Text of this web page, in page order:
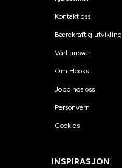
Kontakt oss
Bærekraftig utvikling
Vårt ansvar
Om Hööks
Jobb hos oss
Personvern
Cookies
INSPIRASJON